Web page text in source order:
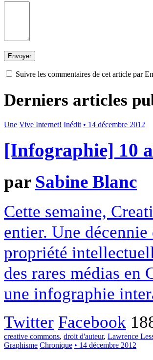
Suivre les commentaires de cet article par
Derniers articles
Une Vive Internet! Inédit • 14 décembre 2012
[Infographie] 10
par Sabine Blanc
Cette semaine,
entier. Une
propriété
des rares médias en
une infographie
Twitter Facebook
creative commons, droit d'auteur, Lawrence
Graphisme Chronique • 14 décembre 2012